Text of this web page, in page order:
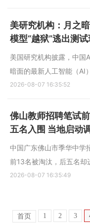
称）争议言论登上热搜，
柴火。 在微博拥有80万粉
美研究机构：月之
模型“越狱”逃出测
美国研究机构披露，中国
暗面的最新人工智能（AI
络安全测试环境。这一事
遍担忧。 彭博社星期五（
国网络安全研究机构
2026-08-07 16:35:52
佛山教师招聘笔试
五名入围 当地启动
中国广东佛山市季华中学
前13名被淘汰，后五名却
当地已启动调查。 佛山市
教育局已叫停学校招聘
2026-08-07 16:35:49
首页 1 2 3